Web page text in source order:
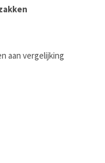
aan vergelijking